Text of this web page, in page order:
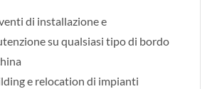
di installazione e
su qualsiasi tipo di bordo
e relocation di impianti